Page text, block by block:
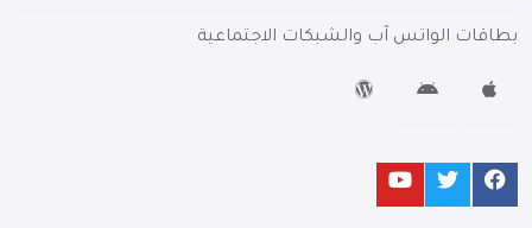
بطاقات الواتس آب والشبكات الاجتماعية